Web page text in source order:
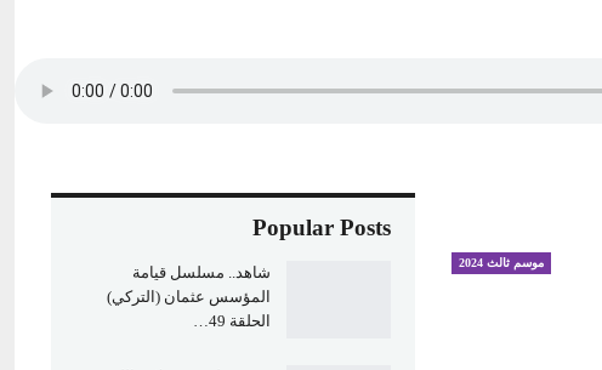
موسم ثالث 2024
Popular Posts
شاهد.. مسلسل قيامة
المؤسس عثمان (التركي)
الحلقة 49…